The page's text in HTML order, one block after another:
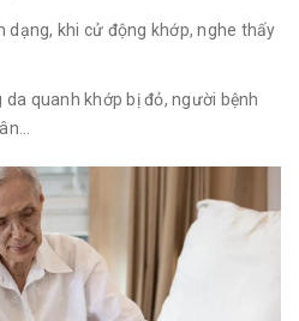
dạng, khi cử động khớp, nghe thấy
da quanh khớp bị đỏ, người bệnh